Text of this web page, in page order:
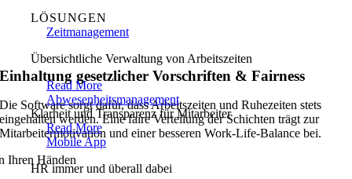
LÖSUNGEN
Zeitmanagement
Übersichtliche Verwaltung von Arbeitszeiten
Read More
Abwesenheitsmanagement
Klarheit und Transparenz für Mitarbeiter
Read More
Mobile App
HR immer und überall dabei
Einhaltung gesetzlicher Vorschriften & Fairness
Die Software sorgt dafür, dass Arbeitszeiten und Ruhezeiten stets
eingehalten werden. Eine faire Verteilung der Schichten trägt zur
Mitarbeitermotivation und einer besseren Work-Life-Balance bei.
Ihren Händen